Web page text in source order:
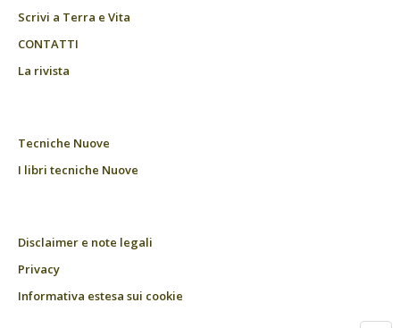
Scrivi a Terra e Vita
CONTATTI
La rivista
Tecniche Nuove
I libri tecniche Nuove
Disclaimer e note legali
Privacy
Informativa estesa sui cookie